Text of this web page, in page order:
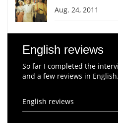
Aug. 24, 2011
English reviews
So far I completed the
and a few reviews in English.
English reviews